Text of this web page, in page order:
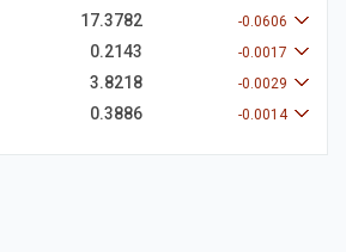
17.3782 -0.0606
0.2143 -0.0017
3.8218 -0.0029
0.3886 -0.0014